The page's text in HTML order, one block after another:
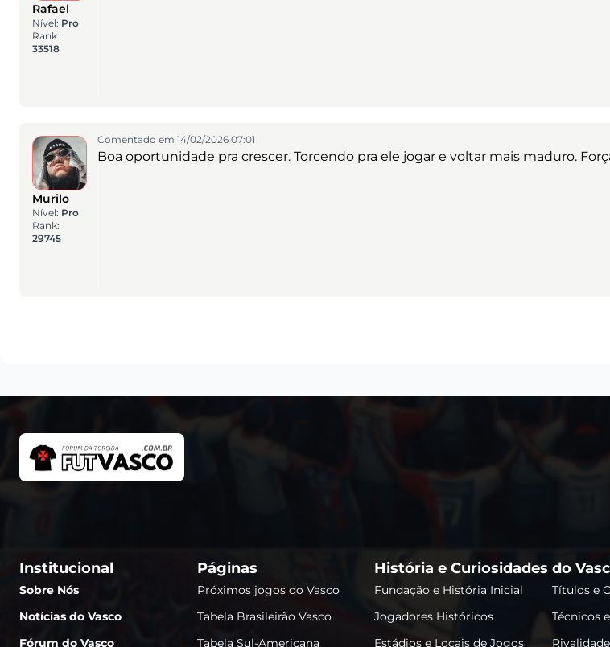
Rafael
Nível: Pro
Rank:
33518
Murilo
Nível: Pro
Rank:
29745
Comentado em 14/02/2026 07:01
Boa oportunidade pra crescer. Torcendo pra ele jogar e voltar mais maduro.
Institucional
Sobre Nós
Notícias do Vasco
Fórum do Vasco
Páginas
Próximos jogos do Vasco
Tabela Brasileirão Vasco
Tabela Sul-Americana
História e Curiosidades do
Fundação e História Inicial
Títulos e
Jogadores Históricos
Técnicos
Estádios e Locais de Jogos